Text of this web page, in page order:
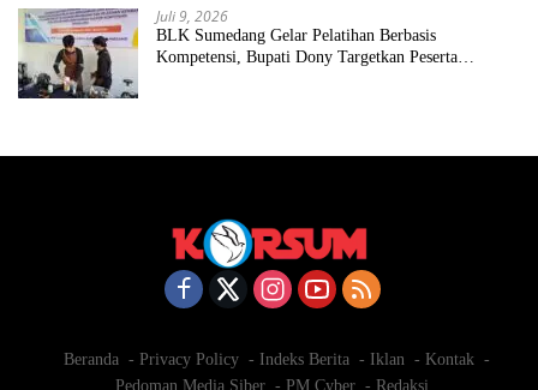
Juli 9, 2026
BLK Sumedang Gelar Pelatihan Berbasis
Kompetensi, Bupati Dony Targetkan Peserta
Beranda Privacy Policy Indeks Berita Iklan
Kontak
Pedoman Media Siber
PM Cyber Redaksi